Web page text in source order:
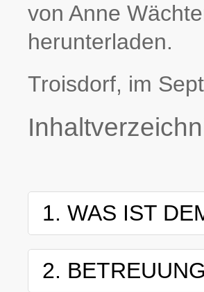
von Anne
herunterladen.
Troisdorf, im
1. WAS IST
2.